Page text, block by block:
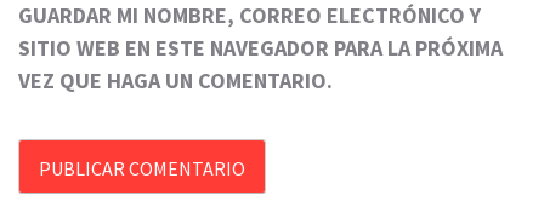
GUARDAR MI NOMBRE, CORREO ELECTRÓNICO Y
SITIO WEB EN ESTE NAVEGADOR PARA LA PRÓXIMA
VEZ QUE HAGA UN COMENTARIO.